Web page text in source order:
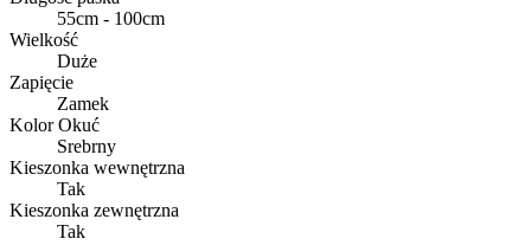
55cm - 100cm
Wielkość
Duże
Zapięcie
Zamek
Kolor Okuć
Srebrny
Kieszonka wewnętrzna
Tak
Kieszonka zewnętrzna
Tak